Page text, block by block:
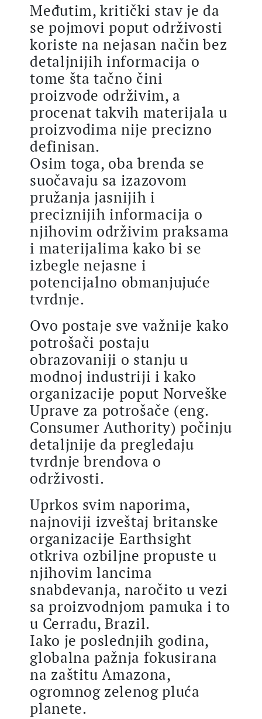
Međutim, kritički stav je da
se pojmovi poput održivosti
koriste na nejasan način bez
detaljnijih informacija o
tome šta tačno čini
proizvode održivim, a
procenat takvih materijala u
proizvodima nije precizno
definisan.
Osim toga, oba brenda se
suočavaju sa izazovom
pružanja jasnijih i
preciznijih informacija o
njihovim održivim praksama
i materijalima kako bi se
izbegle nejasne i
potencijalno obmanjujuće
tvrdnje.
Ovo postaje sve važnije kako
potrošači postaju
obrazovaniji o stanju u
modnoj industriji i kako
organizacije poput Norveške
Uprave za potrošače (eng.
Consumer Authority) počinju
detaljnije da pregledaju
tvrdnje brendova o
održivosti.
Uprkos svim naporima,
najnoviji izveštaj britanske
organizacije Earthsight
otkriva ozbiljne propuste u
njihovim lancima
snabdevanja, naročito u vezi
sa proizvodnjom pamuka i to
u Cerradu, Brazil.
Iako je poslednjih godina,
globalna pažnja fokusirana
na zaštitu Amazona,
ogromnog zelenog pluća
planete.